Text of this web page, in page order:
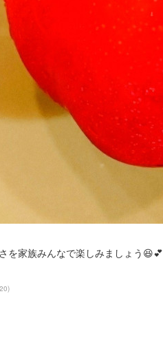
を家族みんなで楽しみましょう😆💕
)